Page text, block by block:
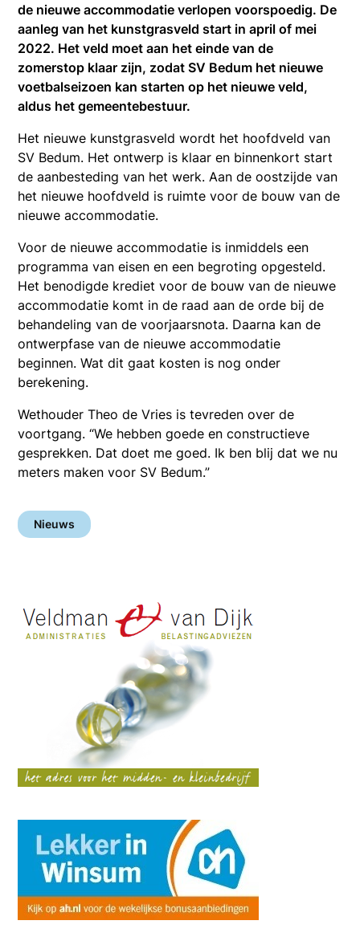
de nieuwe accommodatie verlopen voorspoedig. De
aanleg van het kunstgrasveld start in april of mei
2022. Het veld moet aan het einde van de
zomerstop klaar zijn, zodat SV Bedum het nieuwe
voetbalseizoen kan starten op het nieuwe veld,
aldus het gemeentebestuur.
Het nieuwe kunstgrasveld wordt het hoofdveld van
SV Bedum. Het ontwerp is klaar en binnenkort start
de aanbesteding van het werk. Aan de oostzijde van
het nieuwe hoofdveld is ruimte voor de bouw van de
nieuwe accommodatie.
Voor de nieuwe accommodatie is inmiddels een
programma van eisen en een begroting opgesteld.
Het benodigde krediet voor de bouw van de nieuwe
accommodatie komt in de raad aan de orde bij de
behandeling van de voorjaarsnota. Daarna kan de
ontwerpfase van de nieuwe accommodatie
beginnen. Wat dit gaat kosten is nog onder
berekening.
Wethouder Theo de Vries is tevreden over de
voortgang. “We hebben goede en constructieve
gesprekken. Dat doet me goed. Ik ben blij dat we nu
meters maken voor SV Bedum.”
Nieuws